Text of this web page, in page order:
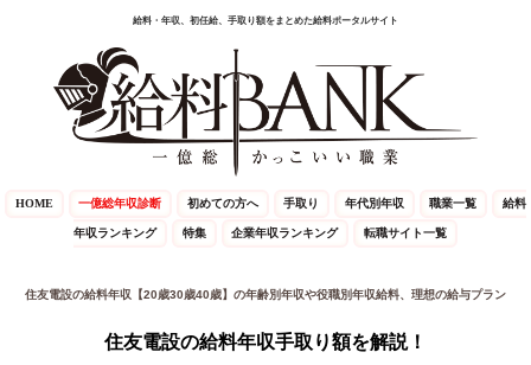
給料・年収、初任給、手取り額をまとめた給料ポータルサイト
HOME 一億総年収診断 初めての方へ 手取り 年代別年収 職業一覧 給料
年収ランキング 特集 企業年収ランキング 転職サイト一覧
住友電設の給料年収【20歳30歳40歳】の年齢別年収や役職別年収給料、理想の給与プラン
住友電設の給料年収手取り額を解説！